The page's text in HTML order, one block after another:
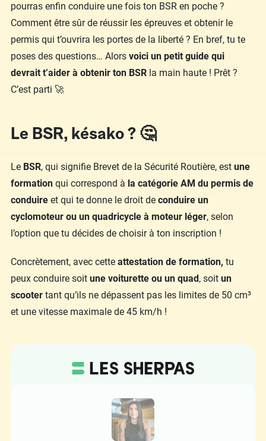
pourras enfin conduire une fois ton BSR en poche ?
Comment être sûr de réussir les épreuves et obtenir le
permis qui t’ouvrira les portes de la liberté ? En bref, tu te
poses des questions… Alors voici un petit guide qui
devrait t’aider à obtenir ton BSR la main haute ! Prêt ?
C’est parti 🚀
Le BSR, késako ? 🤔
Le BSR, qui signifie Brevet de la Sécurité Routière, est une
formation qui correspond à la catégorie AM du permis de
conduire et qui te donne le droit de conduire un
cyclomoteur ou un quadricycle à moteur léger, selon
l’option que tu décides de choisir à ton inscription !
Concrètement, avec cette attestation de formation, tu
peux conduire soit une voiturette ou un quad, soit un
scooter tant qu’ils ne dépassent pas les limites de 50 cm³
et une vitesse maximale de 45 km/h !